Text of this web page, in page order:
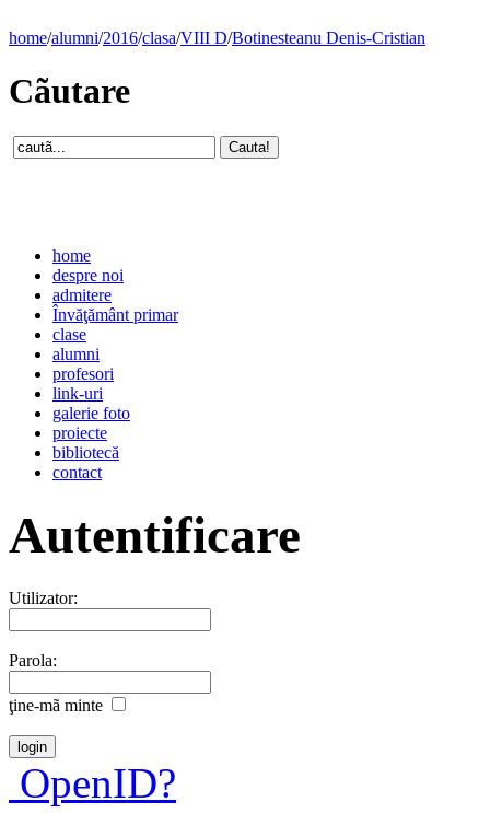
home/alumni/2016/clasa/VIII D/Botinesteanu Denis-Cristian
Cãutare
home
despre noi
admitere
Învăţământ primar
clase
alumni
profesori
link-uri
galerie foto
proiecte
bibliotecă
contact
Autentificare
Utilizator:
Parola:
ţine-mã minte
OpenID?